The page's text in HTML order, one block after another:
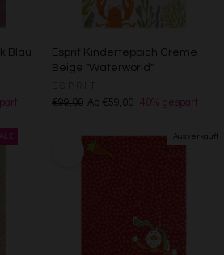
Blau
Esprit Kinderteppich Creme
Beige "Waterworld"
€99,00 Ab €59,00 40% gespart